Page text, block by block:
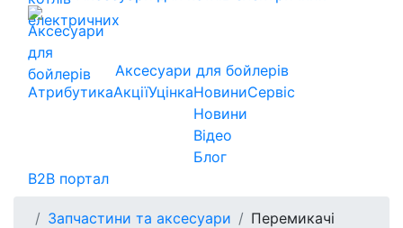
Аксесуари для бойлерів
АтрибутикаАкціїУцінкаНовини
Новини
Відео
Блог
Сервіс
B2B портал
Запчастини та аксесуари Перемикачі